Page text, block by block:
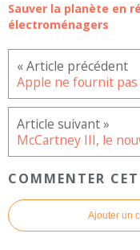
Sauver la planète en
électroménagers
COMMENTER
Ajouter un